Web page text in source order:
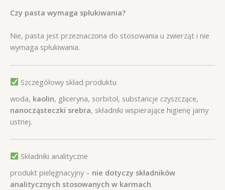
Czy pasta wymaga spłukiwania?
Nie, pasta jest przeznaczona do stosowania u zwierząt i nie
wymaga spłukiwania.
Szczegółowy skład produktu
woda, kaolin, gliceryna, sorbitol, substancje czyszczące,
nanocząsteczki srebra, składniki wspierające higienę jamy
ustnej.
Składniki analityczne
produkt pielęgnacyjny – nie dotyczy składników
analitycznych stosowanych w karmach.